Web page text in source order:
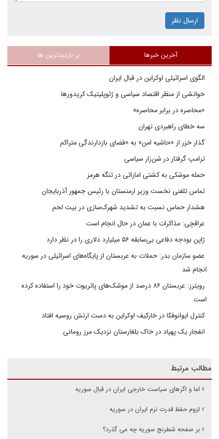
ارسال نظر
آخرین خبرها پر بازدیدترین ها
الگوی اسرائیلی اوکراین در قبال ایران
خوانشی از منظر اقتصاد سیاسی و ژئوپلیتیک کریدورها
«محاصره در برابر محاصره»
سه خطای راهبردی تهران
گذار خزر از «حاشیه امن» به «فضای بازدارندگی متراکم
ترامپ گرفتار در شن‌زار سیاسی
حمله موشکی به کشتی اماراتی در تنگه هرمز
تماس تلفنی نخست وزیر ارمنستان با رئیس جمهور آذربایجان
هشدار حماس نسبت به تشدید شهرک‌سازی در بیت‌ لحم
عراقچی: مذاکرات با عمان در حال انجام است
ژاپن بودجه دفاعی بی‌سابقه ۵۶ میلیارد دلاری را در نظر دارد
عضو سازمان بدر: حملات به عربستان از پایگاه‌های اسرائیلی در سوریه
انجام شد
رویترز: عربستان ۸۶ درصد از موشک‌های پاتریوت خود را استفاده کرده
است
کنترل ایوانوفکا در خارکیف اوکراین به دست ارتش روسیه افتاد
انفجار یک پهپاد در خاک بلغارستان نزدیک مرز رومانی
مطالب مرتبط
اما و اگرهای سیاست خارجی ایران در قبال سوریه
لزوم حفظ قدرت نرم ایران در سوریه
بر صفحه شطرنج سوریه چه می گذرد؟